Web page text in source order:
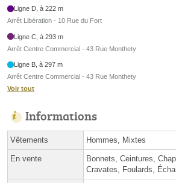
Ligne D, à 222 m
Arrêt Libération - 10 Rue du Fort
Ligne C, à 293 m
Arrêt Centre Commercial - 43 Rue Monthety
Ligne B, à 297 m
Arrêt Centre Commercial - 43 Rue Monthety
Voir tout
Informations
Vêtements Hommes, Mixtes
En vente
Bonnets, Ceintures,
Cravates, Foulards,